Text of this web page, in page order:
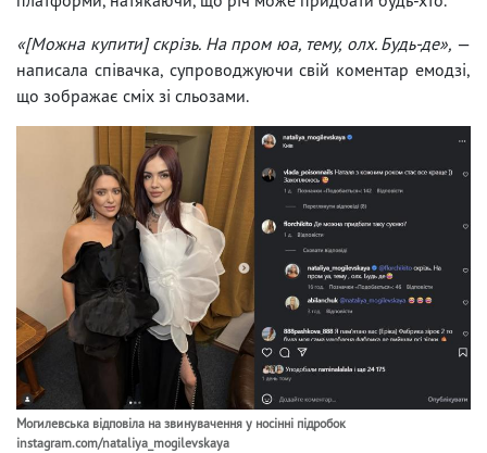
«[Можна купити] скрізь. На пром юа, тему, олх. Будь-де», —
написала співачка, супроводжуючи свій коментар емодзі,
що зображає сміх зі сльозами.
Могилевська відповіла на звинувачення у носінні підробок
instagram.com/nataliya_mogilevskaya